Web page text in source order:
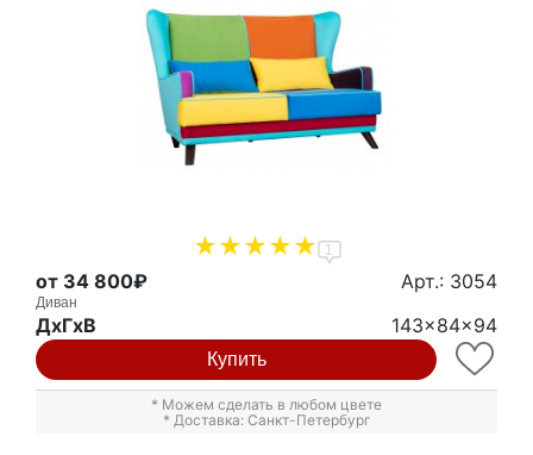
1
от 34 800₽ Арт.: 3054
Диван
ДxГxВ 143x84x94
Купить
* Можем сделать в любом цвете
* Доставка: Санкт-Петербург